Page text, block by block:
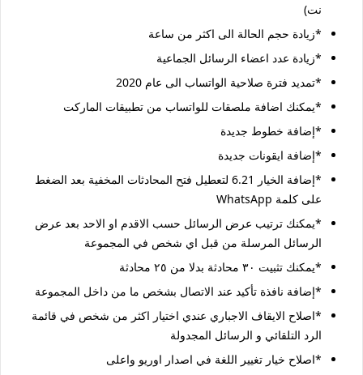
نت)
*زيادة حجم الحالة الى اكثر من ساعة
*زيادة عدد اعضاء الرسائل الجماعية
*تمديد فترة صلاحية الواتساب الى عام 2020
*يمكنك اضافة ملصقات للواتساب من تطبيقات الماركت
*إضافة خطوط جديدة
*إضافة ايقونات جديدة
*إضافة الخيار 6.21 لتعطيل فتح المحادثات المخفية بعد الضغط
على كلمة WhatsApp
*يمكنك ترتيب عرض الرسائل حسب الاقدم او الاحد بعد عرض
الرسائل المرسلة من قبل اي شخص في المجموعة
*يمكنك تثبيت ٣٠ محادثة بدلا من ٢٥ محادثة
*إضافة نافذة تأكيد عند الاتصال بشخص ما من داخل المجموعة
*اصلاح الايقاف الاجباري عندي اختيار اكثر من شخص في قائمة
الرد التلقائي و الرسائل المجدولة
*اصلاح خيار تغيير اللغة في اصدار اوريو واعلى